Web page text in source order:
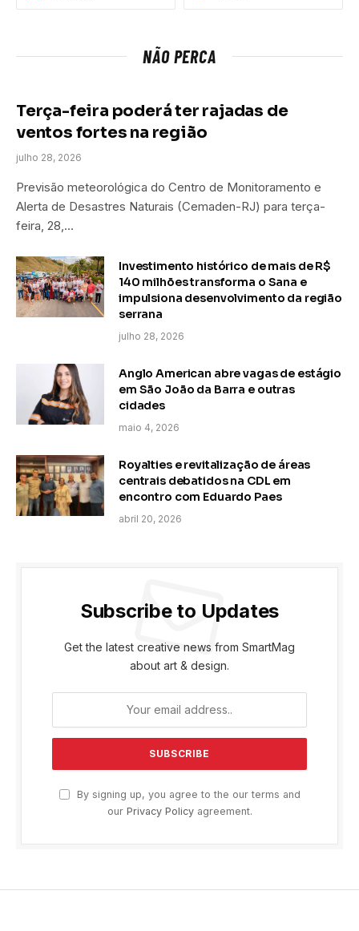
NÃO PERCA
Terça-feira poderá ter rajadas de
ventos fortes na região
julho 28, 2026
Previsão meteorológica do Centro de Monitoramento e
Alerta de Desastres Naturais (Cemaden-RJ) para terça-
feira, 28,…
Investimento histórico de mais de R$
140 milhões transforma o Sana e
impulsiona desenvolvimento da região
serrana
julho 28, 2026
Anglo American abre vagas de estágio
em São João da Barra e outras
cidades
maio 4, 2026
Royalties e revitalização de áreas
centrais debatidos na CDL em
encontro com Eduardo Paes
abril 20, 2026
Subscribe to Updates
Get the latest creative news from SmartMag
about art & design.
By signing up, you agree to the our terms and
our Privacy Policyagreement.